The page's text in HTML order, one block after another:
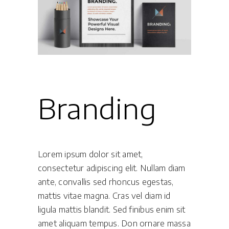
Branding
Lorem ipsum dolor sit amet,
consectetur adipiscing elit. Nullam diam
ante, convallis sed rhoncus egestas,
mattis vitae magna. Cras vel diam id
ligula mattis blandit. Sed finibus enim sit
amet aliquam tempus. Don ornare massa